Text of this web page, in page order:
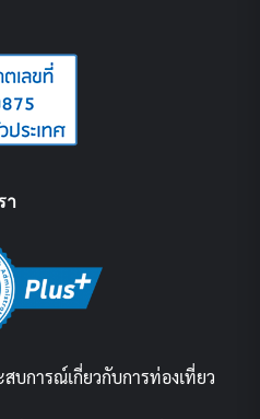
า
บการณ์เกี่ยวกับการท่องเที่ยว